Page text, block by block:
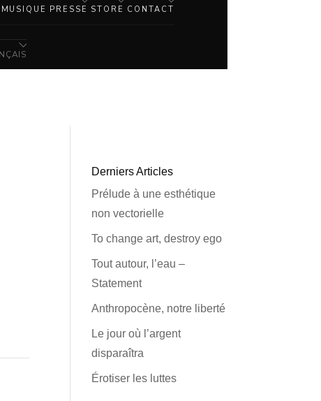
MUSIQUE PRESSE STORE CONTACT
Derniers Articles
Prélude à une esthétique
non vectorielle
To change art, destroy ego
Tout autour, l’eau –
Statement
Anthropocène, notre liberté
Le jour où l’argent
disparaîtra
Érotiser les luttes